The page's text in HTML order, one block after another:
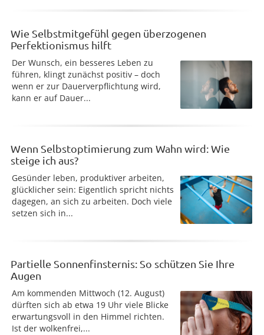
Wie Selbstmitgefühl gegen überzogenen
Perfektionismus hilft
Der Wunsch, ein besseres Leben zu
führen, klingt zunächst positiv – doch
wenn er zur Dauerverpflichtung wird,
kann er auf Dauer...
Wenn Selbstoptimierung zum Wahn wird: Wie
steige ich aus?
Gesünder leben, produktiver arbeiten,
glücklicher sein: Eigentlich spricht nichts
dagegen, an sich zu arbeiten. Doch viele
setzen sich in...
Partielle Sonnenfinsternis: So schützen Sie Ihre
Augen
Am kommenden Mittwoch (12. August)
dürften sich ab etwa 19 Uhr viele Blicke
erwartungsvoll in den Himmel richten.
Ist der wolkenfrei,...